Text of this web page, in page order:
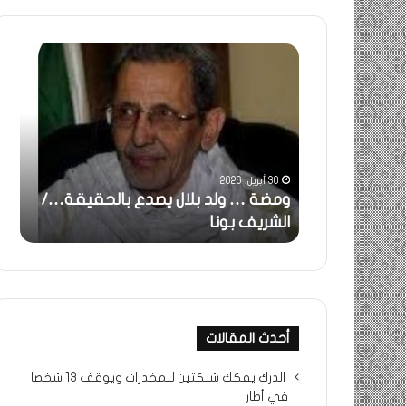
بالحقيقة…/
خاصة
جميعا…/
الشيخ
التراد
محمد
31 مايو، 2025
خاطرة : تحية تقدير خاصة لكم
جميعا…/ الشيخ التراد محمد
أحدث المقالات
الدرك يفكك شبكتين للمخدرات ويوقف 13 شخصا
في أطار